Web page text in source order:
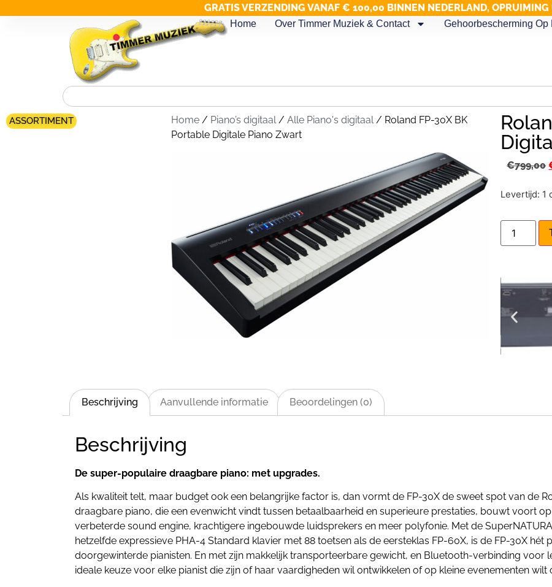
GRATIS VERZENDING VANAF € 100,00 BINNEN NEDERLAND, OPRUIMING
Home Over Timmer Muziek & Contact Gehoorbescherming Op
ASSORTIMENT Home/ Piano’s digitaal/ Alle Piano's digitaal/ Roland FP-30X BK
Portable Digitale Piano Zwart
€799,00
Levertijd: 1
Beschrijving Aanvullende informatie Beoordelingen (0)
Beschrijving
De super-populaire draagbare piano: met upgrades.
Als kwaliteit telt, maar budget ook een belangrijke factor is, dan vormt de FP-30X de sweet spot van de
draagbare piano, die een evenwicht vindt tussen betaalbaarheid en superieure prestaties, bouwt voort
verbeterde sound engine, krachtigere ingebouwde luidsprekers en meer polyfonie. Met de
hetzelfde expressieve PHA-4 Standard klavier met 88 toetsen als de eersteklas FP-60X, is de FP-30X
doorgewinterde pianisten. En met zijn makkelijk transporteerbare gewicht, en Bluetooth-verbinding voor
ideale keuze voor elke pianist die zijn of haar vaardigheden wil ontwikkelen of op kleine evenementen wilt